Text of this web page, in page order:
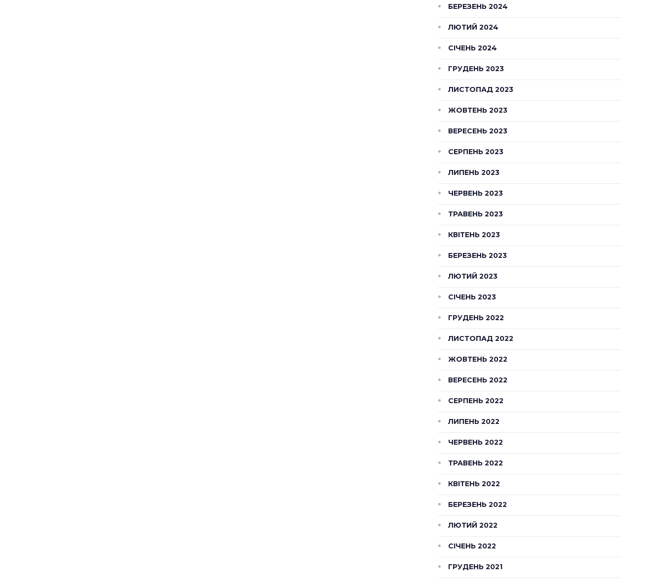
БЕРЕЗЕНЬ 2024
ЛЮТИЙ 2024
СІЧЕНЬ 2024
ГРУДЕНЬ 2023
ЛИСТОПАД 2023
ЖОВТЕНЬ 2023
ВЕРЕСЕНЬ 2023
СЕРПЕНЬ 2023
ЛИПЕНЬ 2023
ЧЕРВЕНЬ 2023
ТРАВЕНЬ 2023
КВІТЕНЬ 2023
БЕРЕЗЕНЬ 2023
ЛЮТИЙ 2023
СІЧЕНЬ 2023
ГРУДЕНЬ 2022
ЛИСТОПАД 2022
ЖОВТЕНЬ 2022
ВЕРЕСЕНЬ 2022
СЕРПЕНЬ 2022
ЛИПЕНЬ 2022
ЧЕРВЕНЬ 2022
ТРАВЕНЬ 2022
КВІТЕНЬ 2022
БЕРЕЗЕНЬ 2022
ЛЮТИЙ 2022
СІЧЕНЬ 2022
ГРУДЕНЬ 2021